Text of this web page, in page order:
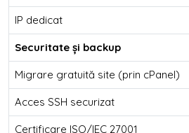
IP dedicat
Securitate și backup
Migrare gratuită site (prin cPanel)
Acces SSH securizat
Certificare ISO/IEC 27001